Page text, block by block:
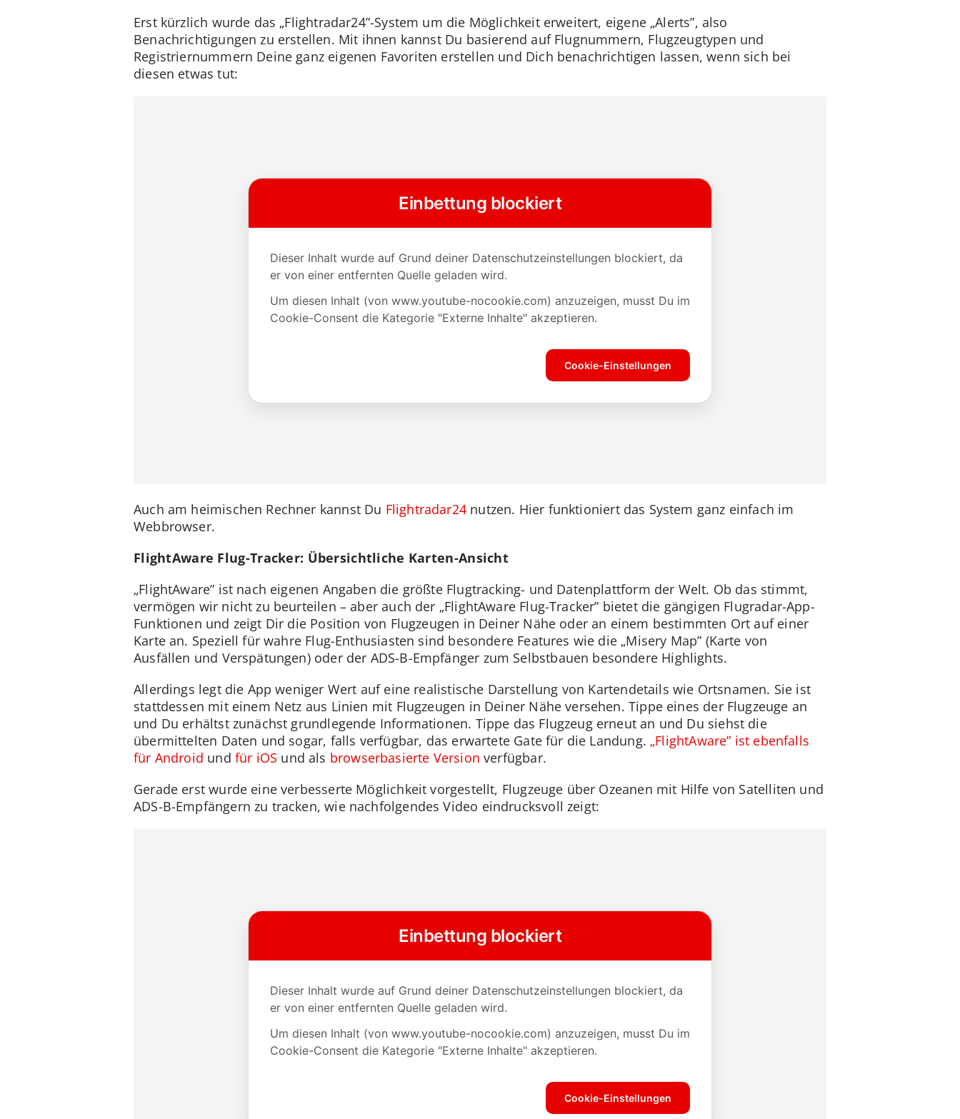
Erst kürzlich wurde das „Flightradar24”-System um die Möglichkeit erweitert, eigene „Alerts”, also
Benachrichtigungen zu erstellen. Mit ihnen kannst Du basierend auf Flugnummern, Flugzeugtypen und
Registriernummern Deine ganz eigenen Favoriten erstellen und Dich benachrichtigen lassen, wenn sich bei
diesen etwas tut:
Auch am heimischen Rechner kannst Du Flightradar24 nutzen. Hier funktioniert das System ganz einfach im
Webbrowser.
FlightAware Flug-Tracker: Übersichtliche Karten-Ansicht
„FlightAware” ist nach eigenen Angaben die größte Flugtracking- und Datenplattform der Welt. Ob das stimmt,
vermögen wir nicht zu beurteilen – aber auch der „FlightAware Flug-Tracker” bietet die gängigen Flugradar-App-
Funktionen und zeigt Dir die Position von Flugzeugen in Deiner Nähe oder an einem bestimmten Ort auf einer
Karte an. Speziell für wahre Flug-Enthusiasten sind besondere Features wie die „Misery Map” (Karte von
Ausfällen und Verspätungen) oder der ADS-B-Empfänger zum Selbstbauen besondere Highlights.
Allerdings legt die App weniger Wert auf eine realistische Darstellung von Kartendetails wie Ortsnamen. Sie ist
stattdessen mit einem Netz aus Linien mit Flugzeugen in Deiner Nähe versehen. Tippe eines der Flugzeuge an
und Du erhältst zunächst grundlegende Informationen. Tippe das Flugzeug erneut an und Du siehst die
übermittelten Daten und sogar, falls verfügbar, das erwartete Gate für die Landung. „FlightAware” ist ebenfalls
für Android und für iOS und als browserbasierte Version verfügbar.
Gerade erst wurde eine verbesserte Möglichkeit vorgestellt, Flugzeuge über Ozeanen mit Hilfe von Satelliten und
ADS-B-Empfängern zu tracken, wie nachfolgendes Video eindrucksvoll zeigt: